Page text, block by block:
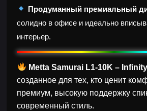
Продуманный премиальный
солидно в офисе и идеально
интерьер.
Metta Samurai L1-10K – Infinity
созданное для тех, кто ценит
премиум, высокую поддержку
современный стиль.